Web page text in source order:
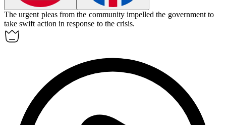
The urgent pleas from the community impelled the government to
take swift action in response to the crisis.